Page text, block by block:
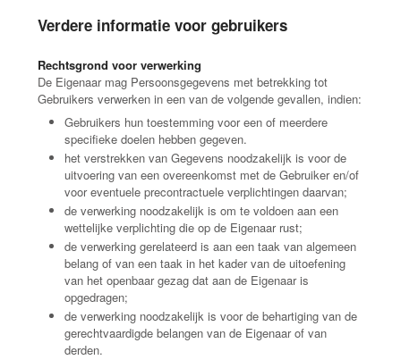
Verdere informatie voor gebruikers
Rechtsgrond voor verwerking
De Eigenaar mag Persoonsgegevens met betrekking tot
Gebruikers verwerken in een van de volgende gevallen, indien:
Gebruikers hun toestemming voor een of meerdere
specifieke doelen hebben gegeven.
het verstrekken van Gegevens noodzakelijk is voor de
uitvoering van een overeenkomst met de Gebruiker en/of
voor eventuele precontractuele verplichtingen daarvan;
de verwerking noodzakelijk is om te voldoen aan een
wettelijke verplichting die op de Eigenaar rust;
de verwerking gerelateerd is aan een taak van algemeen
belang of van een taak in het kader van de uitoefening
van het openbaar gezag dat aan de Eigenaar is
opgedragen;
de verwerking noodzakelijk is voor de behartiging van de
gerechtvaardigde belangen van de Eigenaar of van
derden.